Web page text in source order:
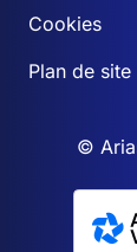
Cookies
Plan de site
©